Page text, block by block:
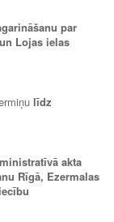
par
Lojas ielas
līdz
akta
Rīgā, Ezermalas